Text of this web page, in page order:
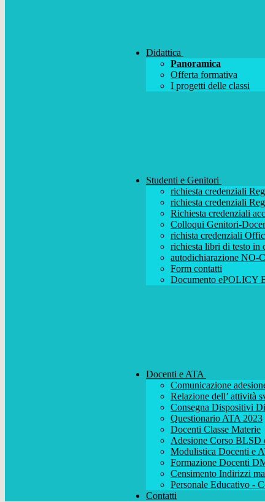
Didattica
Panoramica
Offerta formativa
I progetti delle classi
Studenti e Genitori
richiesta credenziali
richiesta credenziali
Richiesta credenziali
Colloqui Genitori-
richista credenziali
richiesta libri di testo in
autodichiarazione NO-
Form contatti
Documento ePOLICY
Docenti e ATA
Comunicazione
Relazione dell’ attività
Consegna Dispositivi
Questionario ATA 2023
Docenti Classe Materie
Adesione Corso BLSD
Modulistica Docenti e
Formazione Docenti
Censimento Indirizzi
Personale Educativo -
Contatti